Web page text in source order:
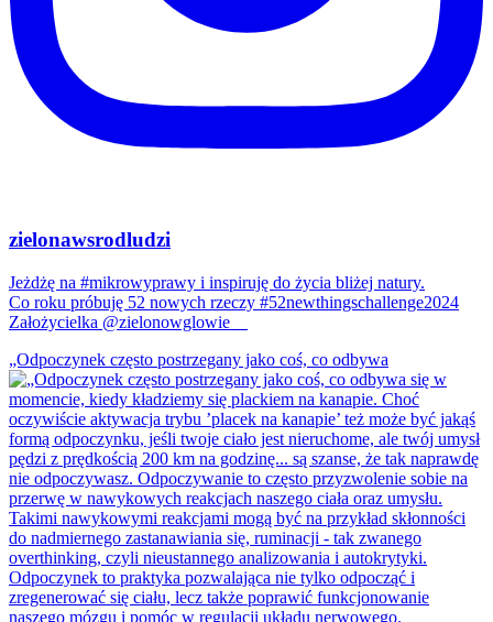
zielonawsrodludzi
Jeżdżę na #mikrowyprawy i inspiruję do życia bliżej natury.
Co roku próbuję 52 nowych rzeczy #52newthingschallenge2024
Założycielka @zielonowglowie__
„Odpoczynek często postrzegany jako coś, co odbywa